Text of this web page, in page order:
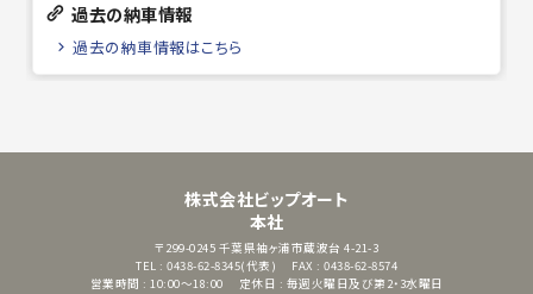
過去の納車情報
過去の納車情報はこちら
株式会社ビップオート
本社
〒299-0245 千葉県袖ヶ浦市蔵波台 4-21-3
TEL : 0438-62-8345(代表)
FAX : 0438-62-8574
営業時間 : 10:00～18:00
定休日 : 毎週火曜日及び第2・3水曜日